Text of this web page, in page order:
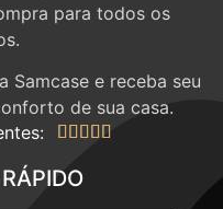
para todos os
Samcase e receba seu
de sua casa.
    